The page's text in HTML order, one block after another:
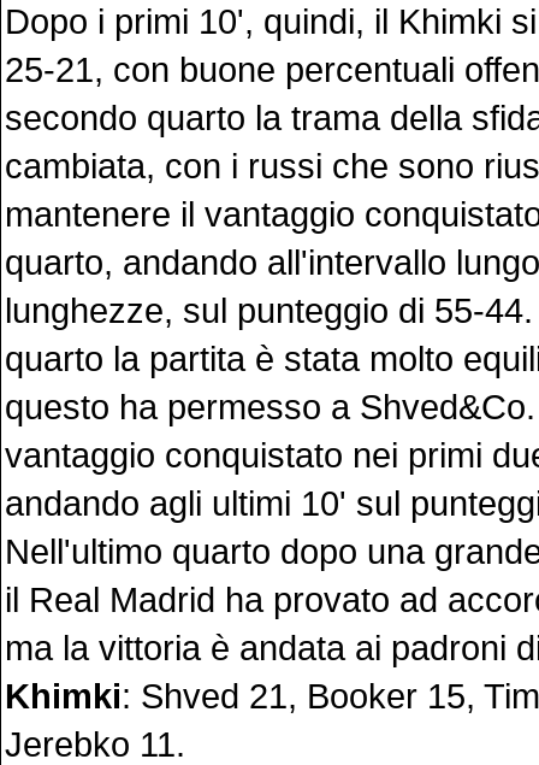
Dopo i primi 10', quindi, il Khimki
25-21, con buone percentuali
secondo quarto la trama della
cambiata, con i russi che sono
mantenere il vantaggio
quarto, andando all'intervallo
lunghezze, sul punteggio di 55-
quarto la partita è stata molto
questo ha permesso a
vantaggio conquistato nei primi
andando agli ultimi 10' sul
Nell'ultimo quarto dopo una
il Real Madrid ha provato ad
ma la vittoria è andata ai padroni
Khimki: Shved 21, Booker 15,
Jerebko 11.